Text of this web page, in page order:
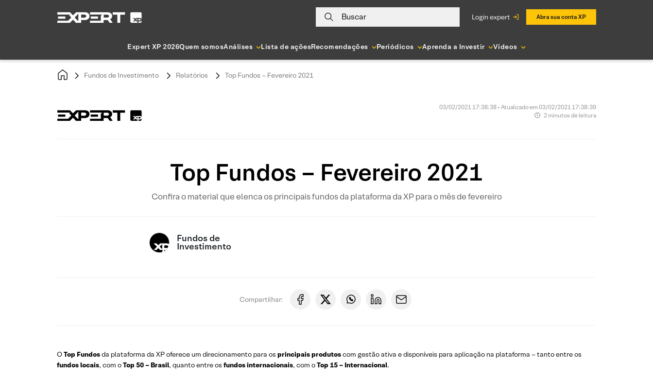
Buscar login expert Abra sua conta XP
Expert XP 2026Quem somosAnálises Lista de açõesRecomendações Periódicos Aprenda a Investir Vídeos
Fundos de Investimento Relatórios Top Fundos – Fevereiro 2021
03/02/2021 17:38:38 • Atualizado em 03/02/2021 17:38:39
2 minutos de leitura
Top Fundos – Fevereiro 2021
Confira o material que elenca os principais fundos da plataforma da XP para o mês de fevereiro
Fundos de
Investimento
Compartilhar:
OTop Fundosda plataforma da XP oferece um direcionamento para os principais produtoscom gestão ativa e disponíveis para aplicação na plataforma – tanto entre os
fundos locais, com oTop 50 – Brasil, quanto entre os fundos internacionais, com oTop 15 – Internacional.